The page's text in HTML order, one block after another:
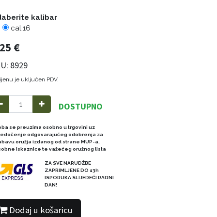
kalibar
cal.16
€
8929
je uključen PDV.
DOSTUPNO
se preuzima osobno u trgovini uz
odgovarajućeg odobrenja za
oružja izdanog od strane MUP-a,
iskaznice te važećeg oružnog lista
ZA SVE NARUDŽBE
ZAPRIMLJENE DO 13h
ISPORUKA SLIJEDEĆI RADNI
DAN!
Dodaj u košaricu